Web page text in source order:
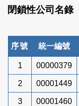
閉鎖性公司名錄
序號 統一編號
1 00000379
2 00001449
3 00001460